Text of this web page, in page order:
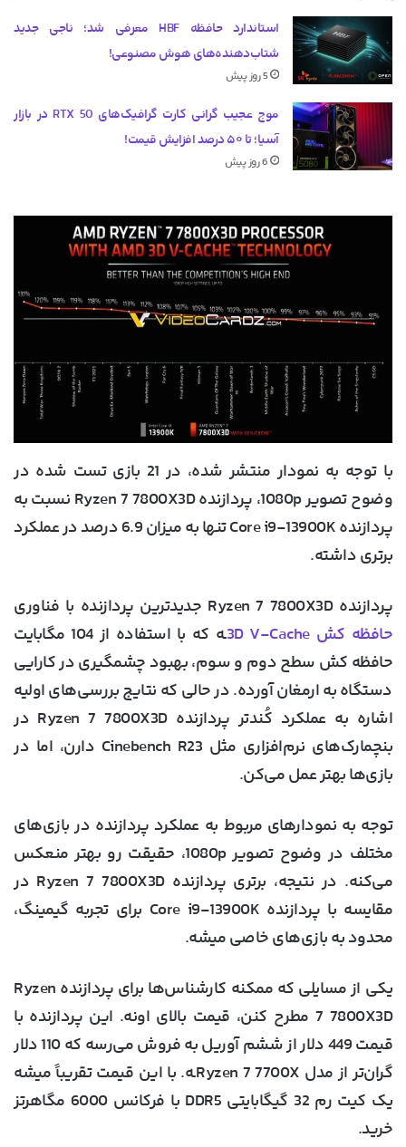
استاندارد حافظه HBF معرفی شد؛ ناجی جدید
شتاب‌دهنده‌های هوش مصنوعی!
5 روز پیش
موج عجیب گرانی کارت گرافیک‌های RTX 50 در بازار
آسیا؛ تا ۵۰ درصد افزایش قیمت!
6 روز پیش
با توجه به نمودار منتشر شده، در 21 بازی تست شده در
وضوح تصویر 1080p، پردازنده Ryzen 7 7800X3D نسبت به
پردازنده Core i9-13900K تنها به میزان 6.9 درصد در عملکرد
برتری داشته.
پردازنده Ryzen 7 7800X3D جدیدترین پردازنده با فناوری
حافظه کش 3D V-Cache
ـه که با استفاده از 104 مگابایت
حافظه کش سطح دوم و سوم، بهبود چشمگیری در کارایی
دستگاه به ارمغان آورده. در حالی که نتایج بررسی‌های اولیه
اشاره به عملکرد کُندتر پردازنده Ryzen 7 7800X3D در
بنچمارک‌های نرم‌افزاری مثل Cinebench R23 دارن، اما در
بازی‌ها بهتر عمل می‌کن.
توجه به نمودارهای مربوط به عملکرد پردازنده در بازی‌های
مختلف در وضوح تصویر 1080p، حقیقت رو بهتر منعکس
می‌کنه. در نتیجه، برتری پردازنده Ryzen 7 7800X3D در
مقایسه با پردازنده Core i9-13900K برای تجربه گیمینگ،
محدود به بازی‌های خاصی میشه.
یکی از مسایلی که ممکنه کارشنا‌س‌ها برای پردازنده Ryzen
7 7800X3D مطرح کنن، قیمت بالای اونه. این پردازنده با
قیمت 449 دلار از ششم آوریل به فروش می‌رسه که 110 دلار
گران‌تر از مدل Ryzen 7 7700Xـه. با این قیمت تقریباً میشه
یک کیت رم 32 گیگابایتی DDR5 با فرکانس 6000 مگاهرتز
خرید.